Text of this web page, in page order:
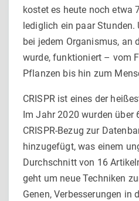
kostet es heute noch etwa
lediglich ein paar
bei jedem Organismus, an
wurde, funktioniert – vom
Pflanzen bis hin zum
CRISPR ist eines der
Im Jahr 2020 wurden
CRISPR-Bezug zur
hinzugefügt, was einem
Durchschnitt von 16
geht um neue Techniken
Genen, Verbesserungen in